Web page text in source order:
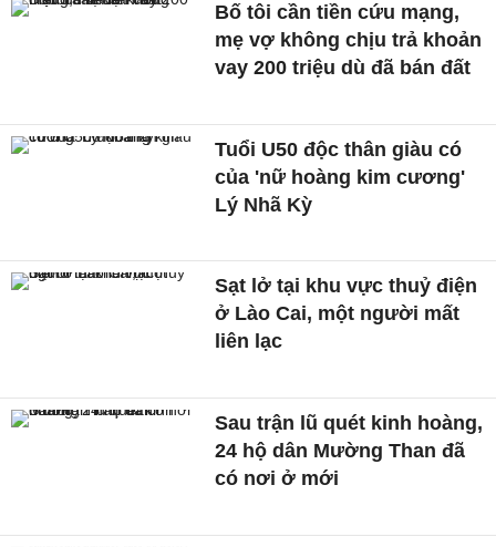
Bố tôi cần tiền cứu mạng,
mẹ vợ không chịu trả khoản
vay 200 triệu dù đã bán đất
Tuổi U50 độc thân giàu có
của 'nữ hoàng kim cương'
Lý Nhã Kỳ
Sạt lở tại khu vực thuỷ điện
ở Lào Cai, một người mất
liên lạc
Sau trận lũ quét kinh hoàng,
24 hộ dân Mường Than đã
có nơi ở mới